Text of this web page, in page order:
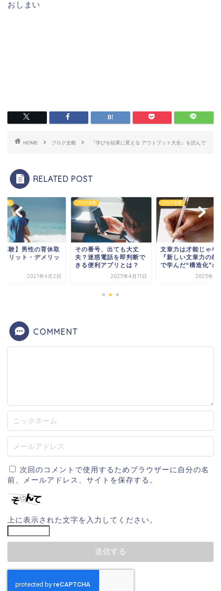
おしまい
HOME ブログ全般 『学びを結果に変える アウトプット大全』を読んで
RELATED POST
全般
体験】男性の育休取
メリット・デメリッ
2021年4月2日
ブログ全般
その番号、出ても大丈
夫？迷惑電話を即判断で
きる便利アプリとは？
2025年4月11日
ブログ全般
文章力は才能じゃな
『新しい文章力の教
で学んだ“構造化”の
2025年4
COMMENT
次回のコメントで使用するためブラウザーに自分の名
前、メールアドレス、サイトを保存する。
上に表示された文字を入力してください。